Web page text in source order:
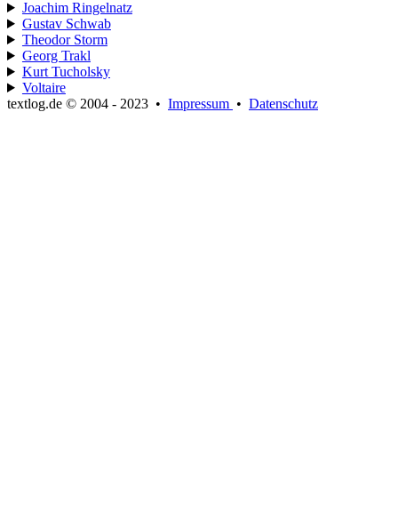
Joachim Ringelnatz
Gustav Schwab
Theodor Storm
Georg Trakl
Kurt Tucholsky
Voltaire
textlog.de © 2004 - 2023 • Impressum • Datenschutz